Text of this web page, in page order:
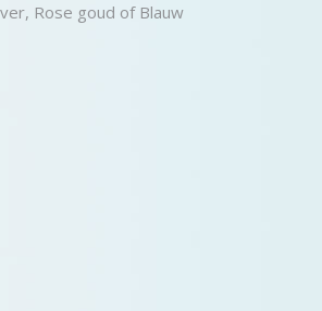
Rose goud of Blauw